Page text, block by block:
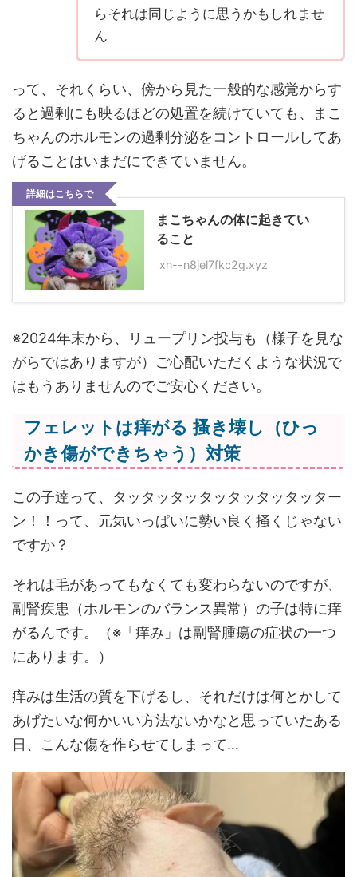
らそれは同じように思うかもしれませ
ん
って、それくらい、傍から見た一般的な感覚からす
ると過剰にも映るほどの処置を続けていても、まこ
ちゃんのホルモンの過剰分泌をコントロールしてあ
げることはいまだにできていません。
詳細はこちらで
まこちゃんの体に起きてい
ること
xn--n8jel7fkc2g.xyz
※2024年末から、リュープリン投与も（様子を見な
がらではありますが）ご心配いただくような状況で
はもうありませんのでご安心ください。
フェレットは痒がる 搔き壊し（ひっ
かき傷ができちゃう）対策
この子達って、タッタッタッタッタッタッタッター
ン！！って、元気いっぱいに勢い良く掻くじゃない
ですか？
それは毛があってもなくても変わらないのですが、
副腎疾患（ホルモンのバランス異常）の子は特に痒
がるんです。（※「痒み」は副腎腫瘍の症状の一つ
にあります。）
痒みは生活の質を下げるし、それだけは何とかして
あげたいな何かいい方法ないかなと思っていたある
日、こんな傷を作らせてしまって…